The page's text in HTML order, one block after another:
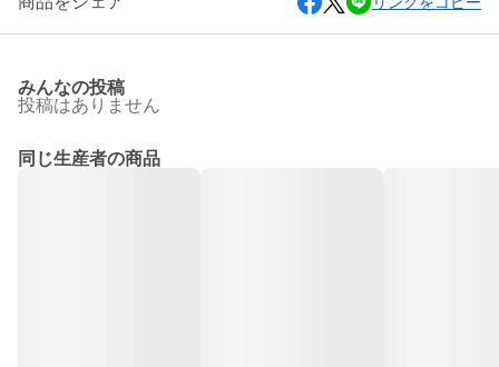
みんなの投稿
投稿はありません
同じ生産者の商品